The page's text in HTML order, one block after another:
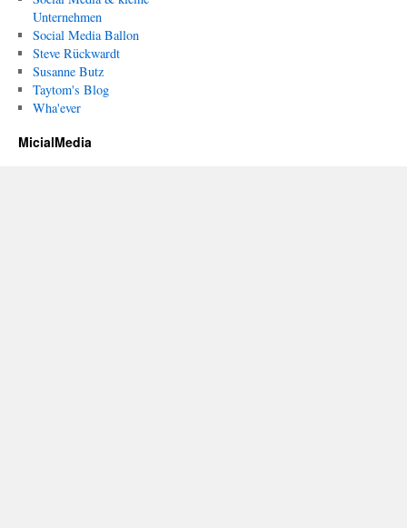
Unternehmen
Social Media Ballon
Steve Rückwardt
Susanne Butz
Taytom's Blog
Wha'ever
MicialMedia